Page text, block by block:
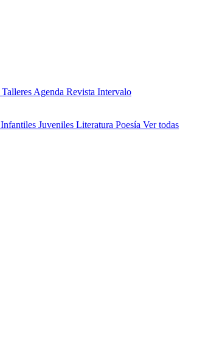
Talleres Agenda Revista Intervalo
Infantiles Juveniles Literatura Poesía Ver todas